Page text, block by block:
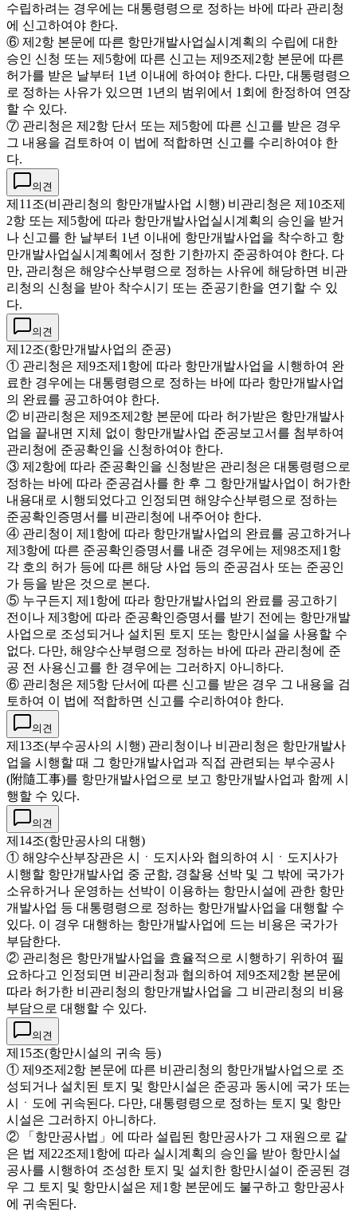
수립하려는 경우에는 대통령령으로 정하는 바에 따라 관리청
에 신고하여야 한다.
⑥ 제2항 본문에 따른 항만개발사업실시계획의 수립에 대한
승인 신청 또는 제5항에 따른 신고는 제9조제2항 본문에 따른
허가를 받은 날부터 1년 이내에 하여야 한다. 다만, 대통령령으
로 정하는 사유가 있으면 1년의 범위에서 1회에 한정하여 연장
할 수 있다.
⑦ 관리청은 제2항 단서 또는 제5항에 따른 신고를 받은 경우
그 내용을 검토하여 이 법에 적합하면 신고를 수리하여야 한
다.
의견
제11조(비관리청의 항만개발사업 시행) 비관리청은 제10조제
2항 또는 제5항에 따라 항만개발사업실시계획의 승인을 받거
나 신고를 한 날부터 1년 이내에 항만개발사업을 착수하고 항
만개발사업실시계획에서 정한 기한까지 준공하여야 한다. 다
만, 관리청은 해양수산부령으로 정하는 사유에 해당하면 비관
리청의 신청을 받아 착수시기 또는 준공기한을 연기할 수 있
다.
의견
제12조(항만개발사업의 준공)
① 관리청은 제9조제1항에 따라 항만개발사업을 시행하여 완
료한 경우에는 대통령령으로 정하는 바에 따라 항만개발사업
의 완료를 공고하여야 한다.
② 비관리청은 제9조제2항 본문에 따라 허가받은 항만개발사
업을 끝내면 지체 없이 항만개발사업 준공보고서를 첨부하여
관리청에 준공확인을 신청하여야 한다.
③ 제2항에 따라 준공확인을 신청받은 관리청은 대통령령으로
정하는 바에 따라 준공검사를 한 후 그 항만개발사업이 허가한
내용대로 시행되었다고 인정되면 해양수산부령으로 정하는
준공확인증명서를 비관리청에 내주어야 한다.
④ 관리청이 제1항에 따라 항만개발사업의 완료를 공고하거나
제3항에 따른 준공확인증명서를 내준 경우에는 제98조제1항
각 호의 허가 등에 따른 해당 사업 등의 준공검사 또는 준공인
가 등을 받은 것으로 본다.
⑤ 누구든지 제1항에 따라 항만개발사업의 완료를 공고하기
전이나 제3항에 따라 준공확인증명서를 받기 전에는 항만개발
사업으로 조성되거나 설치된 토지 또는 항만시설을 사용할 수
없다. 다만, 해양수산부령으로 정하는 바에 따라 관리청에 준
공 전 사용신고를 한 경우에는 그러하지 아니하다.
⑥ 관리청은 제5항 단서에 따른 신고를 받은 경우 그 내용을 검
토하여 이 법에 적합하면 신고를 수리하여야 한다.
의견
제13조(부수공사의 시행) 관리청이나 비관리청은 항만개발사
업을 시행할 때 그 항만개발사업과 직접 관련되는 부수공사
(附隨工事)를 항만개발사업으로 보고 항만개발사업과 함께 시
행할 수 있다.
의견
제14조(항만공사의 대행)
① 해양수산부장관은 시ㆍ도지사와 협의하여 시ㆍ도지사가
시행할 항만개발사업 중 군함, 경찰용 선박 및 그 밖에 국가가
소유하거나 운영하는 선박이 이용하는 항만시설에 관한 항만
개발사업 등 대통령령으로 정하는 항만개발사업을 대행할 수
있다. 이 경우 대행하는 항만개발사업에 드는 비용은 국가가
부담한다.
② 관리청은 항만개발사업을 효율적으로 시행하기 위하여 필
요하다고 인정되면 비관리청과 협의하여 제9조제2항 본문에
따라 허가한 비관리청의 항만개발사업을 그 비관리청의 비용
부담으로 대행할 수 있다.
의견
제15조(항만시설의 귀속 등)
① 제9조제2항 본문에 따른 비관리청의 항만개발사업으로 조
성되거나 설치된 토지 및 항만시설은 준공과 동시에 국가 또는
시ㆍ도에 귀속된다. 다만, 대통령령으로 정하는 토지 및 항만
시설은 그러하지 아니하다.
② 「항만공사법」에 따라 설립된 항만공사가 그 재원으로 같
은 법 제22조제1항에 따라 실시계획의 승인을 받아 항만시설
공사를 시행하여 조성한 토지 및 설치한 항만시설이 준공된 경
우 그 토지 및 항만시설은 제1항 본문에도 불구하고 항만공사
에 귀속된다.